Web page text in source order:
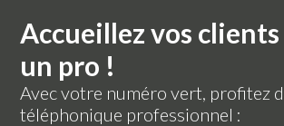
Accueillez vos
un pro !
Avec votre numéro vert, profitez
téléphonique professionnel :
Mise en attente